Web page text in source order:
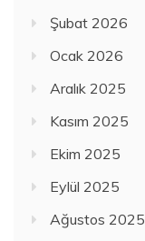
Şubat 2026
Ocak 2026
Aralık 2025
Kasım 2025
Ekim 2025
Eylül 2025
Ağustos 2025